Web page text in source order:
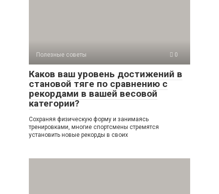
Полезные советы 0
Каков ваш уровень достижений в
становой тяге по сравнению с
рекордами в вашей весовой
категории?
Сохраняя физическую форму и занимаясь
тренировками, многие спортсмены стремятся
установить новые рекорды в своих